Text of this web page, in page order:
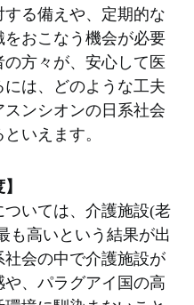
る備えや、定期的な
おこなう機会が必要
方々が、安心して医
は、どのような工夫
ンシオンの日系社会
いえます。
いては、介護施設(老
も高いという結果が出
会の中で介護施設が
、パラグアイ国の高